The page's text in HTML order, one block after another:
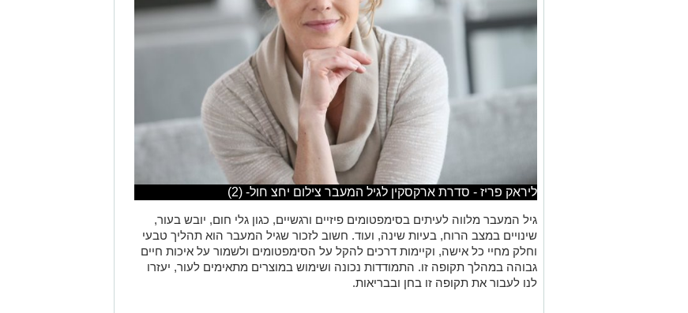
ליראק פריז - סדרת ארקסקין לגיל המעבר צילום יחצ חול- (2)
גיל המעבר מלווה לעיתים בסימפטומים פיזיים ורגשיים, כגון גלי חום, יובש בעור,
שינויים במצב הרוח, בעיות שינה, ועוד. חשוב לזכור שגיל המעבר הוא תהליך טבעי
וחלק מחיי כל אישה, וקיימות דרכים להקל על הסימפטומים ולשמור על איכות חיים
גבוהה במהלך תקופה זו. התמודדות נכונה ושימוש במוצרים מתאימים לעור, יעזרו
לנו לעבור את תקופה זו בחן ובבריאות.